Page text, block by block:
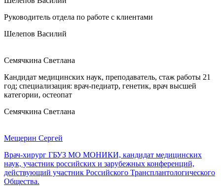
Руководитель отдела по работе с клиентами
Шелепов Василий
Семячкина Светлана
Кандидат медицинских наук, преподаватель, стаж работы 21
год; специализация: врач-педиатр, генетик, врач высшей
категории, остеопат
Семячкина Светлана
Мещерин Сергей
Врач-хирург ГБУЗ МО МОНИКИ, кандидат медицинских
наук, участник российских и зарубежных конференций,
действующий участник Российского Трансплантологического
Общества.